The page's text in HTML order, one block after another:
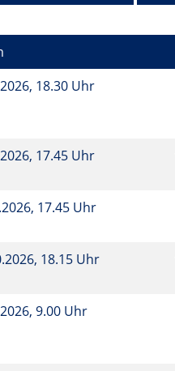
18.30 Uhr
17.45 Uhr
17.45 Uhr
18.15 Uhr
9.00 Uhr